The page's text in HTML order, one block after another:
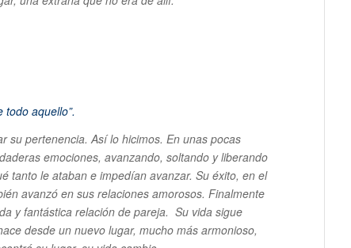
aquello”.
su pertenencia. Así lo hicimos. En unas pocas
emociones, avanzando, soltando y liberando
tanto le ataban e impedían avanzar. Su éxito, en el
avanzó en sus relaciones amorosos. Finalmente
y fantástica relación de pareja. Su vida sigue
desde un nuevo lugar, mucho más armonioso,